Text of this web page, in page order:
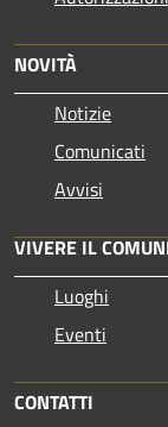
NOVITÀ
Notizie
Comunicati
Avvisi
VIVERE IL
Luoghi
Eventi
CONTATTI